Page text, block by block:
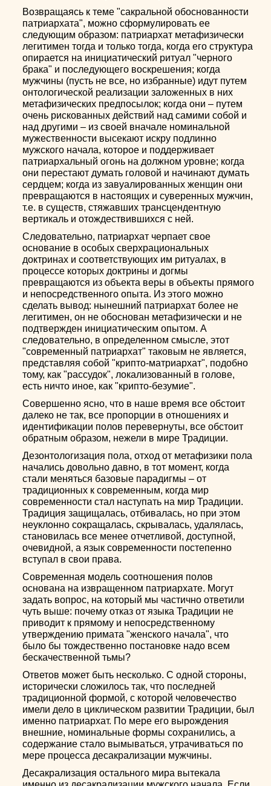
Возвращаясь к теме "сакральной обоснованности
патриархата", можно сформулировать ее
следующим образом: патриархат метафизически
легитимен тогда и только тогда, когда его структура
опирается на инициатический ритуал "черного
брака" и последующего воскрешения; когда
мужчины (пусть не все, но избранные) идут путем
онтологической реализации заложенных в них
метафизических предпосылок; когда они – путем
очень рискованных действий над самими собой и
над другими – из своей вначале номинальной
мужественности высекают искру подлинно
мужского начала, которое и поддерживает
патриархальный огонь на должном уровне; когда
они перестают думать головой и начинают думать
сердцем; когда из завуалированных женщин они
превращаются в настоящих и суверенных мужчин,
т.е. в существ, стяжавших трансцендентную
вертикаль и отождествившихся с ней.
Следовательно, патриархат черпает свое
основание в особых сверхрациональных
доктринах и соответствующих им ритуалах, в
процессе которых доктрины и догмы
превращаются из объекта веры в объекты прямого
и непосредственного опыта. Из этого можно
сделать вывод: нынешний патриархат более не
легитимен, он не обоснован метафизически и не
подтвержден инициатическим опытом. А
следовательно, в определенном смысле, этот
"современный патриархат" таковым не является,
представляя собой "крипто-матриархат", подобно
тому, как "рассудок", локализованный в голове,
есть ничто иное, как "крипто-безумие".
Совершенно ясно, что в наше время все обстоит
далеко не так, все пропорции в отношениях и
идентификации полов перевернуты, все обстоит
обратным образом, нежели в мире Традиции.
Дезонтологизация пола, отход от метафизики пола
начались довольно давно, в тот момент, когда
стали меняться базовые парадигмы – от
традиционных к современным, когда мир
современности стал наступать на мир Традиции.
Традиция защищалась, отбивалась, но при этом
неуклонно сокращалась, скрывалась, удалялась,
становилась все менее отчетливой, доступной,
очевидной, а язык современности постепенно
вступал в свои права.
Современная модель соотношения полов
основана на извращенном патриархате. Могут
задать вопрос, на который мы частично ответили
чуть выше: почему отказ от языка Традиции не
приводит к прямому и непосредственному
утверждению примата "женского начала", что
было бы тождественно постановке надо всем
бескачественной тьмы?
Ответов может быть несколько. С одной стороны,
исторически сложилось так, что последней
традиционной формой, с которой человечество
имели дело в циклическом развитии Традиции, был
именно патриархат. По мере его вырождения
внешние, номинальные формы сохранились, а
содержание стало вымываться, утрачиваться по
мере процесса десакрализации мужчины.
Десакрализация остального мира вытекала